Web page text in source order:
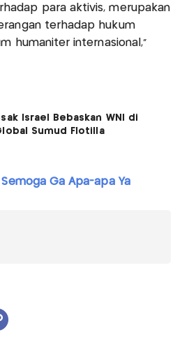
para aktivis, merupakan
terhadap hukum
humaniter internasional,”
Israel Bebaskan WNI di
Sumud Flotilla
Ga Apa-apa Ya